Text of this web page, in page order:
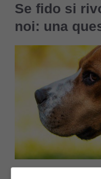
Se fido si
noi: una